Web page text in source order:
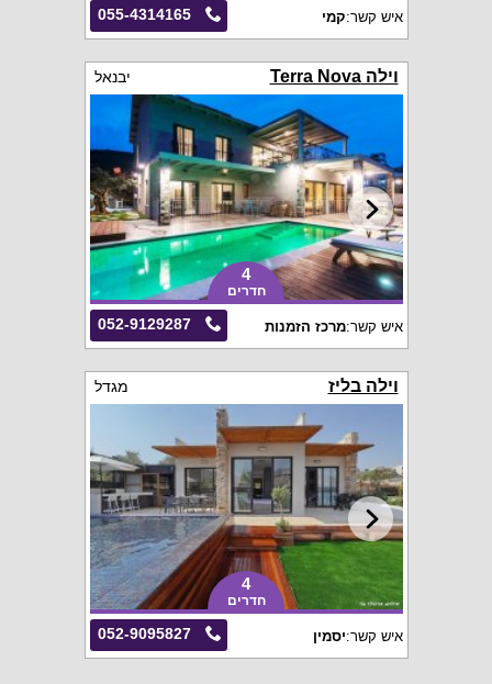
055-4314165 איש קשר:קמי
וילה Terra Nova יבנאל
4
חדרים
052-9129287 איש קשר:מרכז הזמנות
וילה בליז מגדל
4
חדרים
052-9095827 איש קשר:יסמין